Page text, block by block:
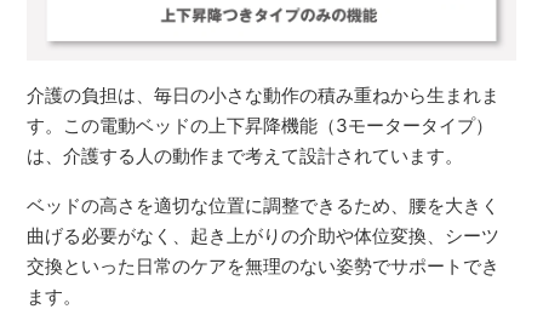
介護の負担は、毎日の小さな動作の積み重ねから生まれま
す。この電動ベッドの上下昇降機能（3モータータイプ）
は、介護する人の動作まで考えて設計されています。
ベッドの高さを適切な位置に調整できるため、腰を大きく
曲げる必要がなく、起き上がりの介助や体位変換、シーツ
交換といった日常のケアを無理のない姿勢でサポートでき
ます。